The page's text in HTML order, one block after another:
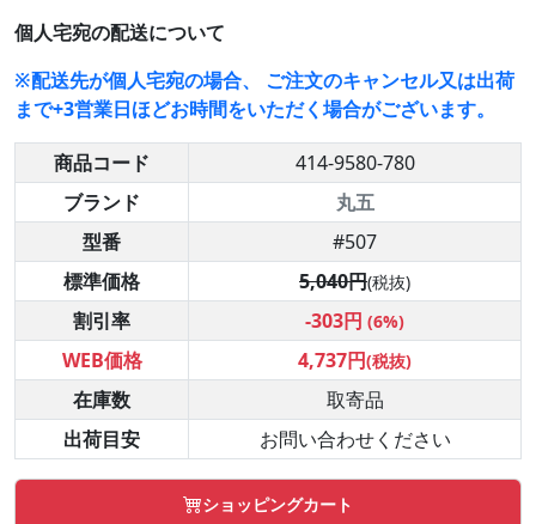
個人宅宛の配送について
※配送先が個人宅宛の場合、 ご注文のキャンセル又は出荷
まで+3営業日ほどお時間をいただく場合がございます。
商品コード
414-9580-780
ブランド
丸五
型番
#507
標準価格
5,040円(税抜)
割引率 -303円 (6%)
WEB価格 4,737円(税抜)
在庫数
取寄品
出荷目安
お問い合わせください
ショッピングカート